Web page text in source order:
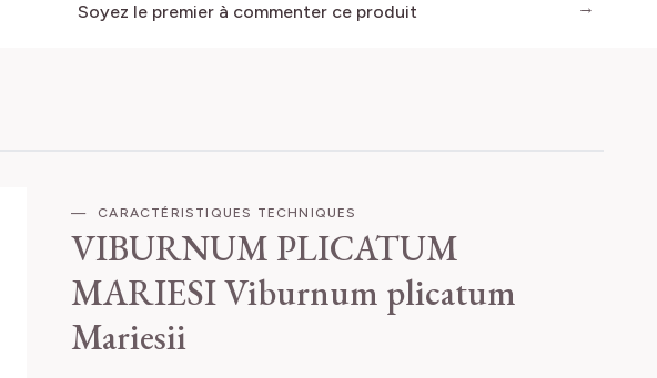
Soyez le premier à commenter ce produit
CARACTÉRISTIQUES TECHNIQUES
VIBURNUM PLICATUM
MARIESIViburnum plicatum
Mariesii